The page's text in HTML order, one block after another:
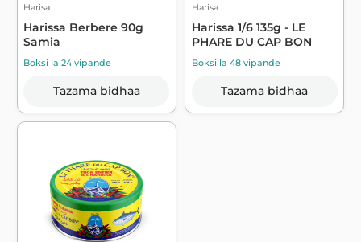
Harisa
Harissa Berbere 90g
Samia
Boksi la 24 vipande
Tazama bidhaa
Harisa
Harissa 1/6 135g - LE
PHARE DU CAP BON
Boksi la 48 vipande
Tazama bidhaa